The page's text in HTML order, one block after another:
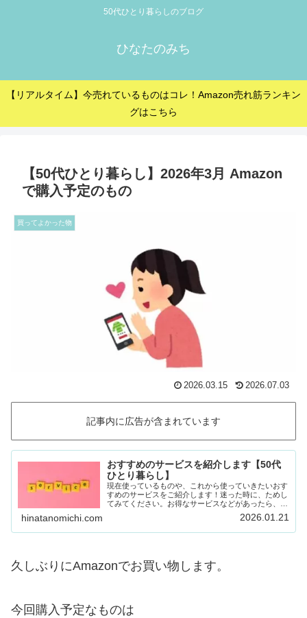
50代ひとり暮らしのブログ
ひなたのみち
【リアルタイム】今売れているものはコレ！Amazon売れ筋ランキン
グはこちら
【50代ひとり暮らし】2026年3月 Amazon
で購入予定のもの
買ってよかった物
2026.03.15 2026.07.03
記事内に広告が含まれています
おすすめのサービスを紹介します【50代
ひとり暮らし】
現在使っているものや、これから使っていきたいおす
すめのサービスをご紹介します！迷った時に、ためし
てみてください。お得なサービスなどがあったら、随
時載せていきます！Amazon prime (アマゾンプラ
イム) 30日間の無料体験ができます。…
hinatanomichi.com 2026.01.21
久しぶりにAmazonでお買い物します。
今回購入予定なものは